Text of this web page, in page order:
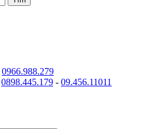
0966.988.279
0898.445.179 - 09.456.11011